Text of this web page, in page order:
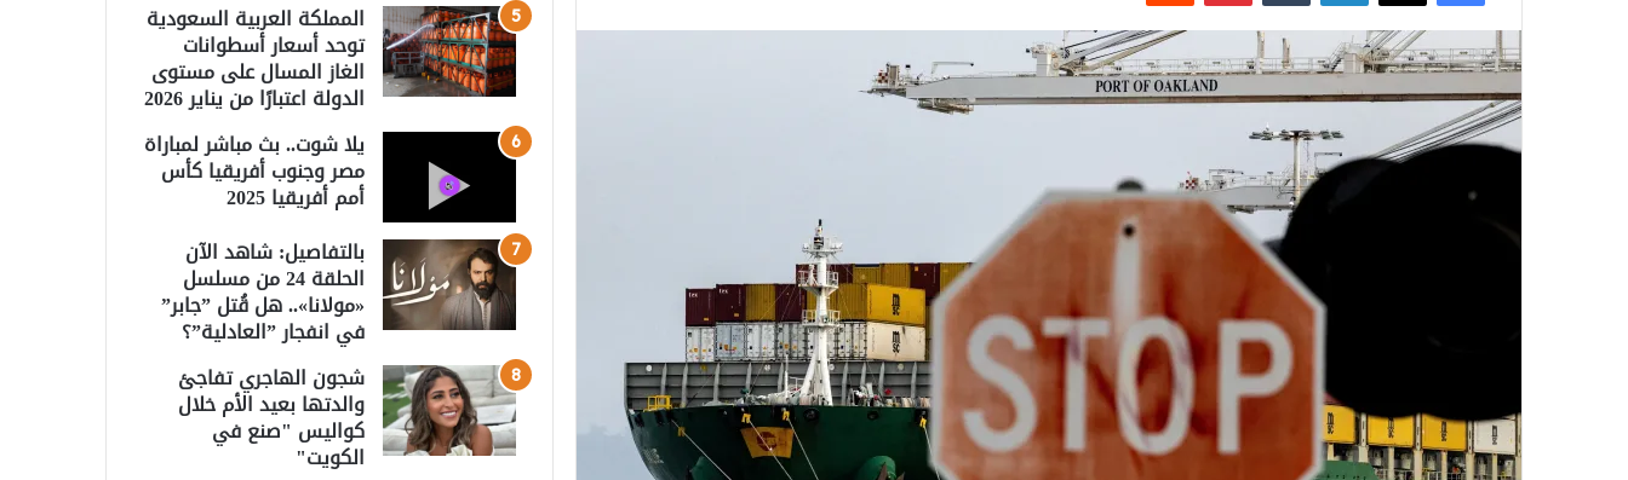
المملكة العربية السعودية
توحد أسعار أسطوانات
الغاز المسال على مستوى
الدولة اعتبارًا من يناير 2026
يلا شوت.. بث مباشر لمباراة
مصر وجنوب أفريقيا كأس
أمم أفريقيا 2025
بالتفاصيل: شاهد الآن
الحلقة 24 من مسلسل
«مولانا».. هل قُتل ”جابر”
في انفجار ”العادلية”؟
شجون الهاجري تفاجئ
والدتها بعيد الأم خلال
كواليس "صنع في
الكويت"